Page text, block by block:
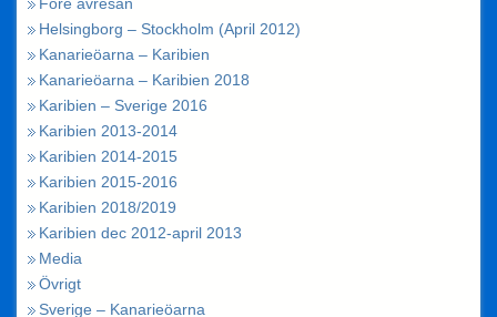
Helsingborg – Stockholm (April 2012)
Kanarieöarna – Karibien
Kanarieöarna – Karibien 2018
Karibien – Sverige 2016
Karibien 2013-2014
Karibien 2014-2015
Karibien 2015-2016
Karibien 2018/2019
Karibien dec 2012-april 2013
Media
Övrigt
Sverige – Kanarieöarna